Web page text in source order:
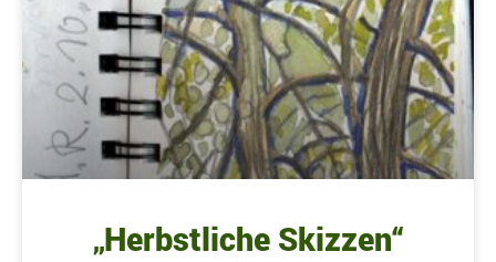
„Herbstliche Skizzen“